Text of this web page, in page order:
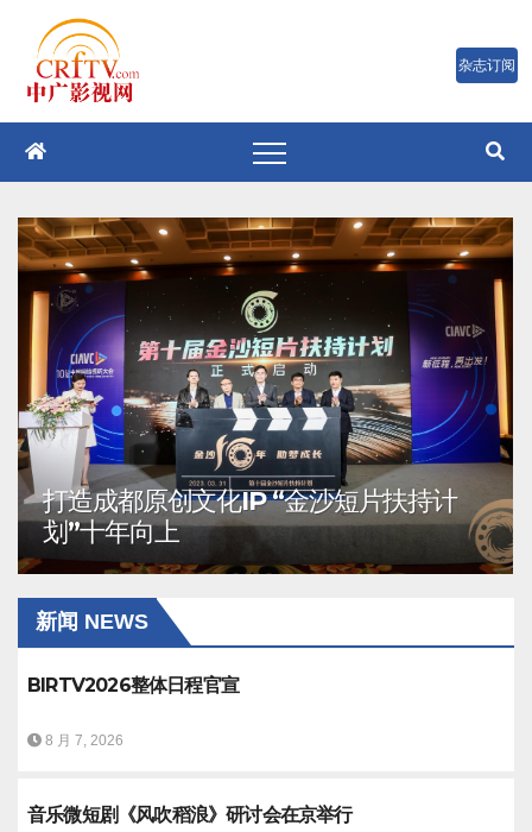
容
打造成都原创文化IP “金沙短片扶持计
划”十年向上
新闻 NEWS
BIRTV2026整体日程官宣
8 月 7, 2026
音乐微短剧《风吹稻浪》研讨会在京举行